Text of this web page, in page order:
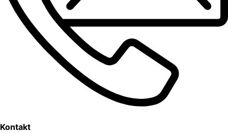
Kontakt